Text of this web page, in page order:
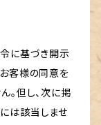
に基づき開示
客様の同意を
。但し、次に掲
は該当しませ